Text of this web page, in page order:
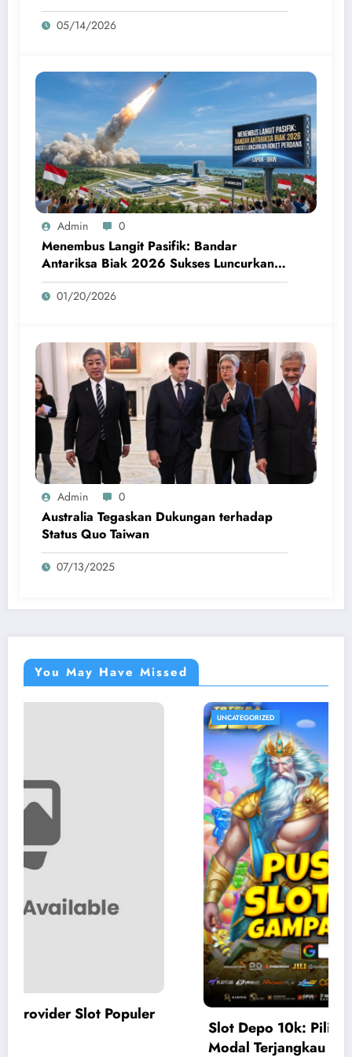
Terdampak
05/14/2026
Admin 0
Menembus Langit Pasifik: Bandar
Antariksa Biak 2026 Sukses Luncurkan
Roket Perdana
01/20/2026
Admin 0
Australia Tegaskan Dukungan terhadap
Status Quo Taiwan
07/13/2025
You May Have Missed
Slot Depo 10k: Pilihan Slot Gacor Depo 10k